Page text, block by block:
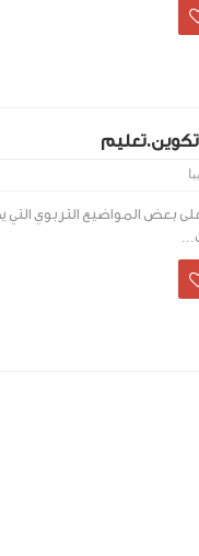
بعض المواضيع التربوي